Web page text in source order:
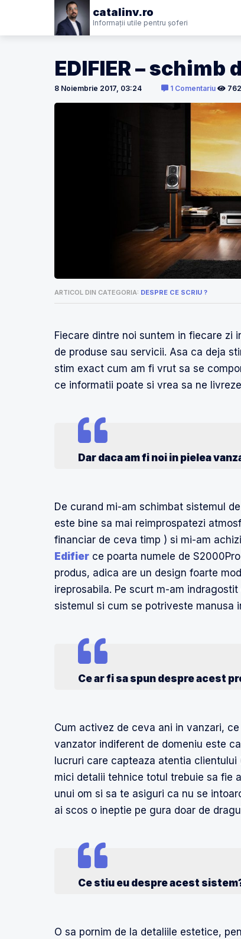
catalinv.ro
Informații utile pentru șoferi
EDIFIER – schimb
8 Noiembrie 2017, 03:24 1 Comentariu
ARTICOL DIN CATEGORIA: DESPRE CE SCRIU ?
Fiecare dintre noi suntem in fiecare zi
de produse sau servicii. Asa ca deja
stim exact cum am fi vrut sa se
ce informatii poate si vrea sa ne
Dar daca am fi noi in pielea
De curand mi-am schimbat sistemul
este bine sa mai reimprospatezi
financiar de ceva timp ) si mi-am
Edifier ce poarta numele de
produs, adica are un design foarte
ireprosabila. Pe scurt m-am
sistemul si cum se potriveste manusa
Ce ar fi sa spun despre acest
Cum activez de ceva ani in vanzari,
vanzator indiferent de domeniu este
lucruri care capteaza atentia
mici detalii tehnice totul trebuie sa fie
unui om si sa te asiguri ca nu se
ai scos o ineptie pe gura doar de
Ce stiu eu despre acest
O sa pornim de la detaliile estetice,